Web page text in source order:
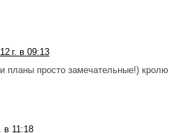
г. в 09:13
планы просто замечательные!)
в 11:18